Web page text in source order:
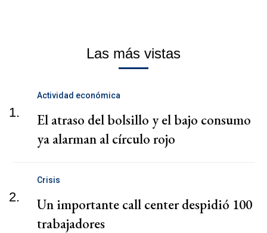
Las más vistas
1.
Actividad económica
El atraso del bolsillo y el bajo consumo
ya alarman al círculo rojo
2.
Crisis
Un importante call center despidió 100
trabajadores